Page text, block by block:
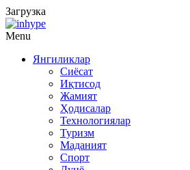
Загрузка
Menu
Янгиликлар
Сиёсат
Иқтисод
Жамият
Ҳодисалар
Технологиялар
Туризм
Маданият
Спорт